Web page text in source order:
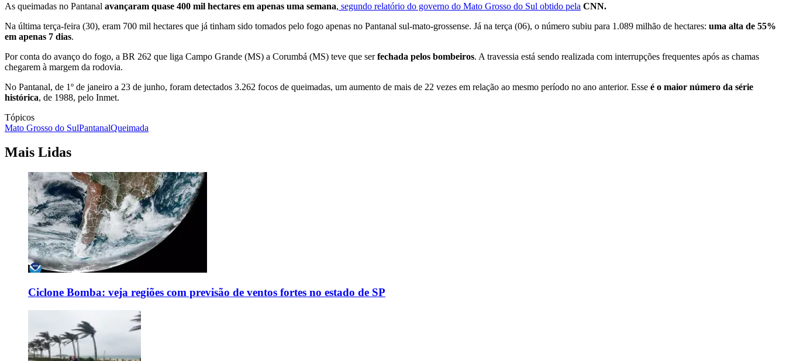
As queimadas no Pantanal avançaram quase 400 mil hectares em apenas uma semana, segundo relatório do governo do Mato Grosso do Sul obtido pela CNN.
Na última terça-feira (30), eram 700 mil hectares que já tinham sido tomados pelo fogo apenas no Pantanal sul-mato-grossense. Já na terça (06), o número subiu para 1.089 milhão de hectares: uma alta de 55%
em apenas 7 dias.
Por conta do avanço do fogo, a BR 262 que liga Campo Grande (MS) a Corumbá (MS) teve que serfechada pelos bombeiros. A travessia está sendo realizada com interrupções frequentes após as chamas
chegarem à margem da rodovia.
No Pantanal, de 1º de janeiro a 23 de junho, foram detectados 3.262 focos de queimadas, um aumento de mais de 22 vezes em relação ao mesmo período no ano anterior. Esse é o maior número da série
histórica, de 1988, pelo Inmet.
Tópicos
Mato Grosso do SulPantanalQueimada
Mais Lidas
Ciclone Bomba: veja regiões com previsão de ventos fortes no estado de SP